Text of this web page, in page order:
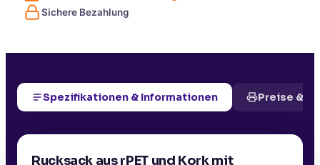
Sichere Bezahlung
Spezifikationen & Informationen Preise &
Rucksack aus rPET und Kork mit